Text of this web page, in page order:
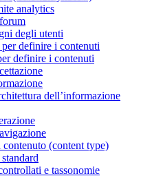
analytics
degli utenti
definire i contenuti
definire i contenuti
dell’informazione
(content type)
e tassonomie